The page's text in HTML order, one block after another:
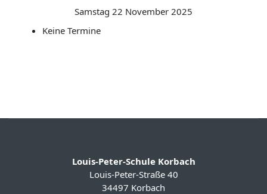
Samstag 22 November 2025
Keine Termine
Louis-Peter-Schule Korbach
Louis-Peter-Straße 40
34497 Korbach